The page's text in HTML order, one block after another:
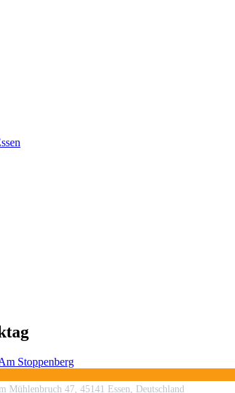
Stoppenberg
Mühlenbruch 47, 45141 Essen, Deutschland